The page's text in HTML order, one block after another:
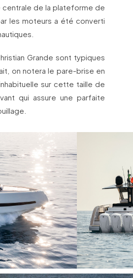
centrale de la plateforme de
les moteurs a été converti
Grande sont typiques
on notera le pare-brise en
sur cette taille de
qui assure une parfaite